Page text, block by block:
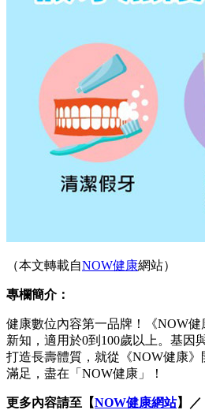
（本文轉載自NOW健康網站）
專欄簡介：
健康數位內容第一品牌！《NOW
新知，適用於0到100歲以上。基因
打造長壽體質，就從《NOW健康
滿足，盡在「NOW健康」！
更多內容請至【NOW健康網站】／